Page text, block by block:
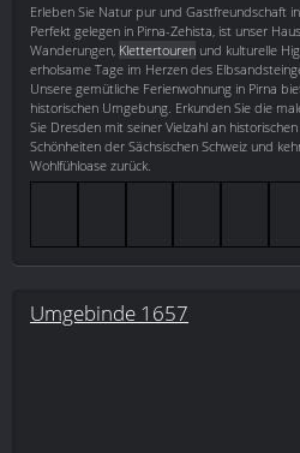
Erleben Sie Natur pur und Gastfreundschaft
Perfekt gelegen in Pirna-Zehista, ist unser
Wanderungen, Klettertouren und kulturelle
erholsame Tage im Herzen des
Unsere gemütliche Ferienwohnung in Pirna
historischen Umgebung. Erkunden Sie die
Sie Dresden mit seiner Vielzahl an
Schönheiten der Sächsischen Schweiz und
Wohlfühloase zurück.
Umgebinde 1657